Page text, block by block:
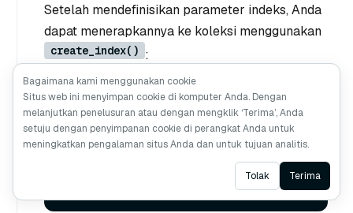
Setelah mendefinisikan parameter indeks, Anda
dapat menerapkannya ke koleksi menggunakan
create_index() :
PythonJavaNodeJSGocURL
client.create_index(
    collection_name=
"product_catalog"
Ask AI
Bagaimana kami menggunakan cookie
Situs web ini menyimpan cookie di komputer Anda. Dengan
melanjutkan penelusuran atau dengan mengklik ‘Terima’, Anda
setuju dengan penyimpanan cookie di perangkat Anda untuk
meningkatkan pengalaman situs Anda dan untuk tujuan analitis.
Tolak Terima